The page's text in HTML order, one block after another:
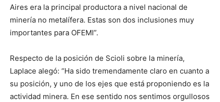
Aires era la principal productora a nivel nacional de
minería no metalífera. Estas son dos inclusiones muy
importantes para OFEMI”.
Respecto de la posición de Scioli sobre la minería,
Laplace alegó: “Ha sido tremendamente claro en cuanto a
su posición, y uno de los ejes que está proponiendo es la
actividad minera. En ese sentido nos sentimos orgullosos